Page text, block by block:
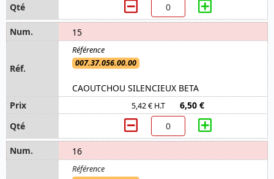
15
007.37.056.00.00
CAOUTCHOU SILENCIEUX BETA
5,42 € H.T 6,50 €
16